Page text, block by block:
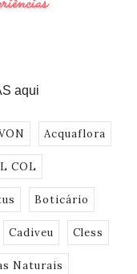
aqui
Acquaflora
COL
Boticário
Cadiveu Cless
Naturais